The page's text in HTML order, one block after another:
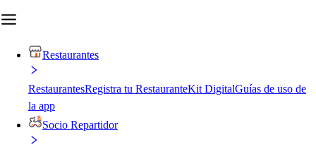
Restaurantes
RestaurantesRegistra tu RestauranteKit DigitalGuías de uso de
la app
Socio Repartidor